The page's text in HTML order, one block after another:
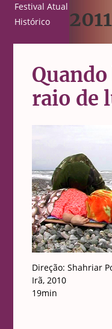
Festival Atual
Histórico
2011
raio de
Direção: Shahriar
Irã, 2010
19min